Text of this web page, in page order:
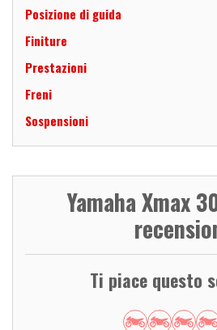
Posizione di guida
Finiture
Prestazioni
Freni
Sospensioni
Yamaha Xmax
Ti piace questo